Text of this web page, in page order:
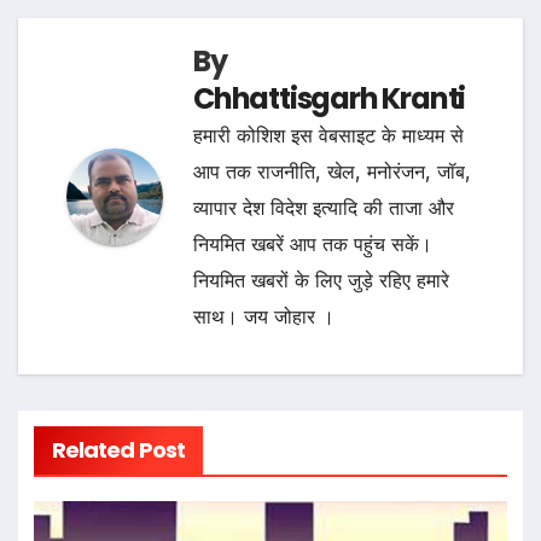
By
Chhattisgarh Kranti
हमारी कोशिश इस वेबसाइट के माध्यम से
आप तक राजनीति, खेल, मनोरंजन, जॉब,
व्यापार देश विदेश इत्यादि की ताजा और
नियमित खबरें आप तक पहुंच सकें।
नियमित खबरों के लिए जुड़े रहिए हमारे
साथ। जय जोहार ।
Related Post